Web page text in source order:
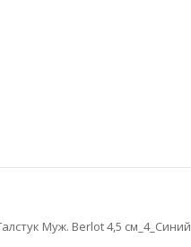
Муж. Berlot 4,5 см_4_Синий